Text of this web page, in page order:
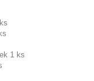
1 ks